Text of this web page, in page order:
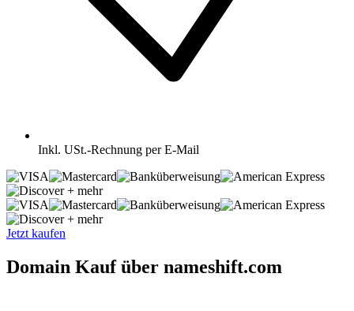
Inkl. USt.-Rechnung per E-Mail
+ mehr
+ mehr
Jetzt kaufen
Domain Kauf über nameshift.com